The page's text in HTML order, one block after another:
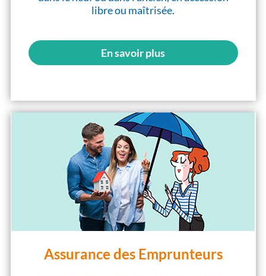
libre ou maîtrisée.
En savoir plus
Assurance des Emprunteurs